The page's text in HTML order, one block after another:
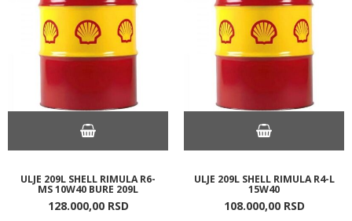
ULJE 209L SHELL RIMULA R6-
MS 10W40 BURE 209L
128.000,00 RSD
ULJE 209L SHELL RIMULA R4-L
15W40
108.000,00 RSD